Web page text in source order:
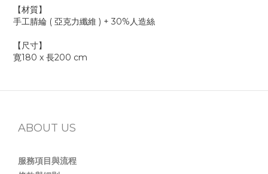
【材質】
手工腈綸 ( 亞克力纖維 ) + 30%人造絲
【尺寸】
寛180 x 長200 cm
ABOUT US
服務項目與流程